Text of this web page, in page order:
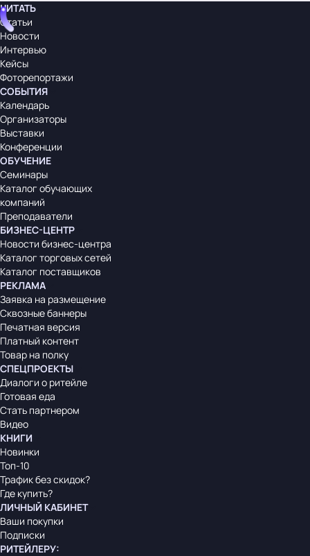
ЧИТАТЬ
Статьи
Новости
Интервью
Кейсы
Фоторепортажи
СОБЫТИЯ
Календарь
Организаторы
Выставки
Конференции
ОБУЧЕНИЕ
Семинары
Каталог обучающих
компаний
Преподаватели
БИЗНЕС-ЦЕНТР
Новости бизнес-центра
Каталог торговых сетей
Каталог поставщиков
РЕКЛАМА
Заявка на размещение
Сквозные баннеры
Печатная версия
Платный контент
Товар на полку
СПЕЦПРОЕКТЫ
Диалоги о ритейле
Готовая еда
Стать партнером
Видео
КНИГИ
Новинки
Топ-10
Трафик без скидок?
Где купить?
ЛИЧНЫЙ КАБИНЕТ
Ваши покупки
Подписки
РИТЕЙЛЕРУ: